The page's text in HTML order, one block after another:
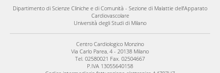
Dipartimento di Scienze Cliniche e di Comunità - Sezione di Malattie dell’Apparato
Cardiovascolare
Università degli Studi di Milano
Centro Cardiologico Monzino
Via Carlo Parea, 4 - 20138 Milano
Tel. 02580021 Fax. 02504667
P.IVA 13055640158